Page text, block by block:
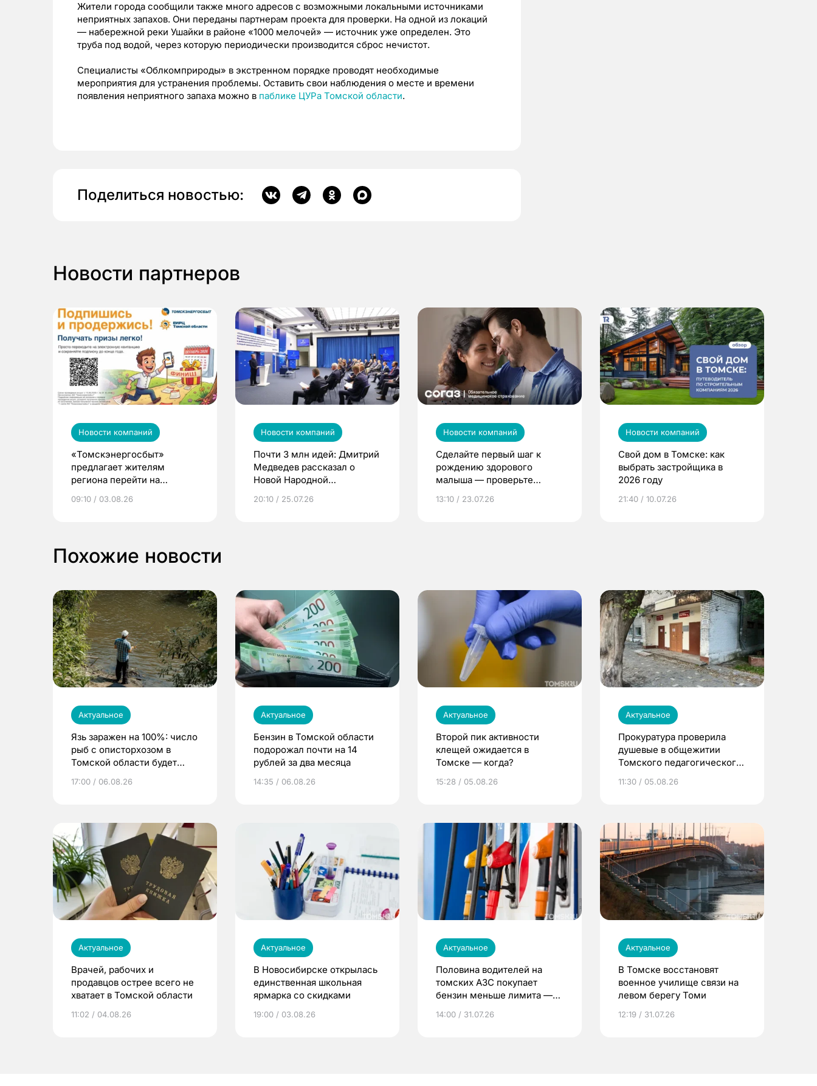
Жители города сообщили также много адресов с возможными локальными источниками
неприятных запахов. Они переданы партнерам проекта для проверки. На одной из локаций
— набережной реки Ушайки в районе «1000 мелочей» — источник уже определен. Это
труба под водой, через которую периодически производится сброс нечистот.
Специалисты «Облкомприроды» в экстренном порядке проводят необходимые
мероприятия для устранения проблемы. Оставить свои наблюдения о месте и времени
появления неприятного запаха можно в паблике ЦУРа Томской области.
Поделиться новостью:
Новости партнеров
Новости компаний
«Томскэнергосбыт»
предлагает жителям
региона перейти на
выиграть призы
09:10 / 03.08.26
Новости компаний
Почти 3 млн идей: Дмитрий
Медведев рассказал о
Новой Народной
20:10 / 25.07.26
Новости компаний
Сделайте первый шаг к
рождению здорового
малыша — проверьте
по ОМС!
13:10 / 23.07.26
Новости компаний
Свой дом в Томске: как
выбрать застройщика в
2026 году
21:40 / 10.07.26
Похожие новости
Актуальное
Язь заражен на 100%: число
рыб с описторхозом в
Томской области будет
17:00 / 06.08.26
Актуальное
Бензин в Томской области
подорожал почти на 14
рублей за два месяца
14:35 / 06.08.26
Актуальное
Второй пик активности
клещей ожидается в
Томске — когда?
15:28 / 05.08.26
Актуальное
Прокуратура проверила
душевые в общежитии
Томского педагогического
11:30 / 05.08.26
Актуальное
Врачей, рабочих и
продавцов острее всего не
хватает в Томской области
11:02 / 04.08.26
Актуальное
В Новосибирске открылась
единственная школьная
ярмарка со скидками
19:00 / 03.08.26
Актуальное
Половина водителей на
томских АЗС покупает
бензин меньше лимита —
14:00 / 31.07.26
Актуальное
В Томске восстановят
военное училище связи на
левом берегу Томи
12:19 / 31.07.26